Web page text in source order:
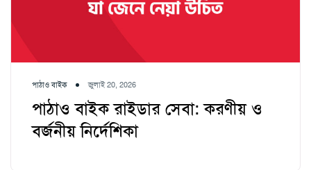
পাঠাও বাইক জুলাই 20, 2026
পাঠাও বাইক রাইডার সেবা: করণীয় ও
বর্জনীয় নির্দেশিকা